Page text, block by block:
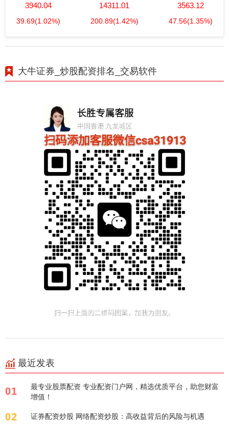
3940.04
39.69(1.02%)
14311.01
200.89(1.42%)
3563.12
47.56(1.35%)
大牛证券_炒股配资排名_交易软件
最近发表
01
最专业股票配资 专业配资门户网，精选优质平台，助您财富
增值！
02 证券配资炒股 网络配资炒股：高收益背后的风险与机遇